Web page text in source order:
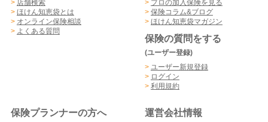
> 店舗検索
> ほけん知恵袋とは
> オンライン保険相談
> よくある質問
> プロの加入保険を見る
> 保険コラム&ブログ
> ほけん知恵袋マガジン
保険の質問をする
(ユーザー登録)
> ユーザー新規登録
> ログイン
> 利用規約
保険プランナーの方へ 運営会社情報